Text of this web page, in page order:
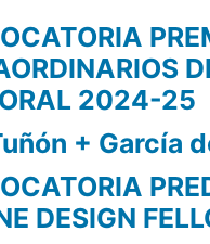
2024-25
+ García
DESIGN